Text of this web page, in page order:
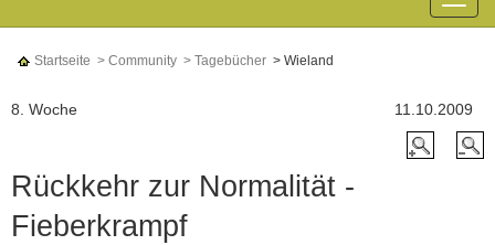
Startseite > Community > Tagebücher > Wieland
11.10.2009
8. Woche
Rückkehr zur Normalität -
Fieberkrampf